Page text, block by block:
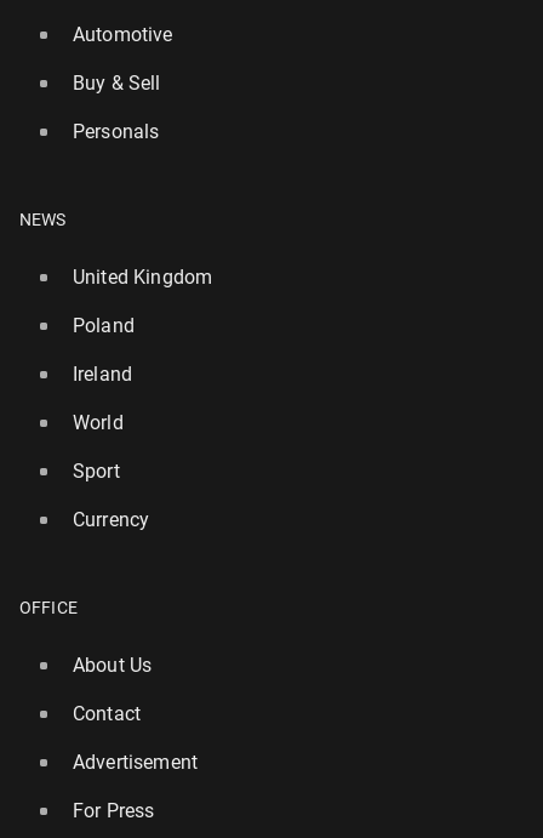
Automotive
Buy & Sell
Personals
NEWS
United Kingdom
Poland
Ireland
World
Sport
Currency
OFFICE
About Us
Contact
Advertisement
For Press